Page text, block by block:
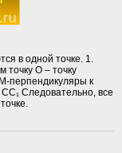
в одной точке. 1.
точку O – точку
перпендикуляры к
Следовательно, все